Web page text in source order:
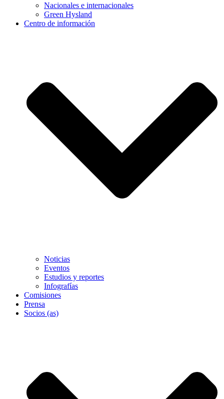
Nacionales e internacionales
Green Hysland
Centro de información
Noticias
Eventos
Estudios y reportes
Infografías
Comisiones
Prensa
Socios (as)